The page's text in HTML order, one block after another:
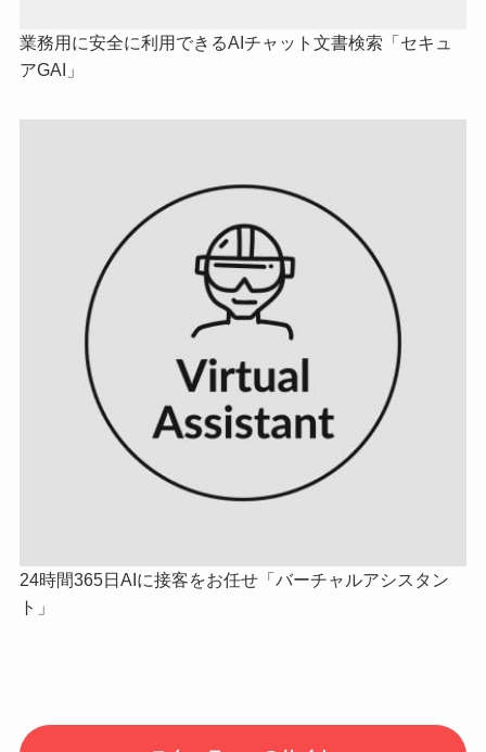
業務用に安全に利用できるAIチャット文書検索「セキュ
アGAI」
24時間365日AIに接客をお任せ「バーチャルアシスタン
ト」